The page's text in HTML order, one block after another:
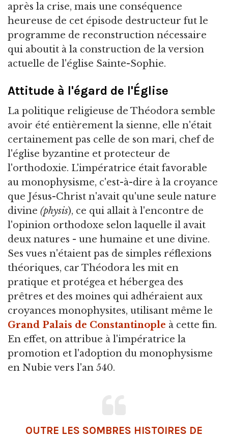
après la crise, mais une conséquence
heureuse de cet épisode destructeur fut le
programme de reconstruction nécessaire
qui aboutit à la construction de la version
actuelle de l'église Sainte-Sophie.
Attitude à l'égard de l'Église
La politique religieuse de Théodora semble
avoir été entièrement la sienne, elle n'était
certainement pas celle de son mari, chef de
l'église byzantine et protecteur de
l'orthodoxie. L'impératrice était favorable
au monophysisme, c'est-à-dire à la croyance
que Jésus-Christ n'avait qu'une seule nature
divine (physis), ce qui allait à l'encontre de
l'opinion orthodoxe selon laquelle il avait
deux natures - une humaine et une divine.
Ses vues n'étaient pas de simples réflexions
théoriques, car Théodora les mit en
pratique et protégea et hébergea des
prêtres et des moines qui adhéraient aux
croyances monophysites, utilisant même le
Grand Palais de Constantinople à cette fin.
En effet, on attribue à l'impératrice la
promotion et l'adoption du monophysisme
en Nubie vers l'an 540.
OUTRE LES SOMBRES HISTOIRES DE